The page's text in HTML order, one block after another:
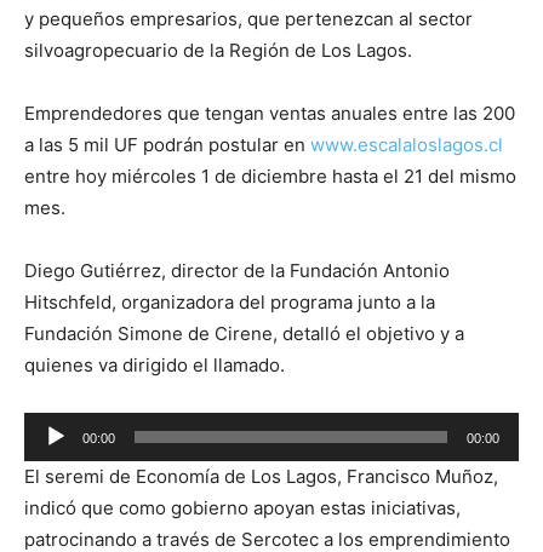
y pequeños empresarios, que pertenezcan al sector
silvoagropecuario de la Región de Los Lagos.
Emprendedores que tengan ventas anuales entre las 200
a las 5 mil UF podrán postular en www.escalaloslagos.cl
entre hoy miércoles 1 de diciembre hasta el 21 del mismo
mes.
Diego Gutiérrez, director de la Fundación Antonio
Hitschfeld, organizadora del programa junto a la
Fundación Simone de Cirene, detalló el objetivo y a
quienes va dirigido el llamado.
Reproductor
de
audio
00:00 00:00
El seremi de Economía de Los Lagos, Francisco Muñoz,
indicó que como gobierno apoyan estas iniciativas,
patrocinando a través de Sercotec a los emprendimiento